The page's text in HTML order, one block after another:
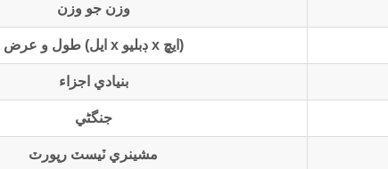
وزن جو وزن
طول و عرض (ايل x ڊبليو x ايڇ)
بنيادي اجزاء
جنگڻي
مشينري ٽيسٽ رپورٽ